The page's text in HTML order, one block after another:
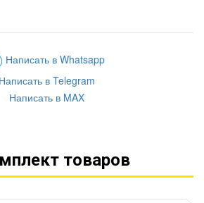
Написать в Whatsapp
Написать в Telegram
Написать в MAX
товаров